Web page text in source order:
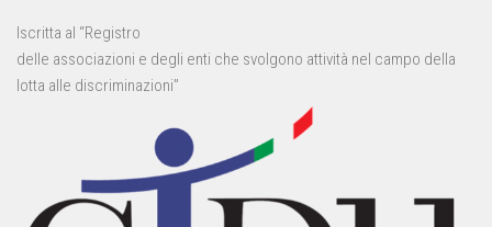
Iscritta al “Registro
delle associazioni e degli enti che svolgono attività nel campo della
lotta alle discriminazioni”